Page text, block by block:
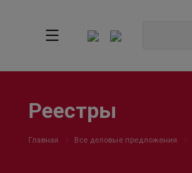
Реестры
Главная Все деловые предложения